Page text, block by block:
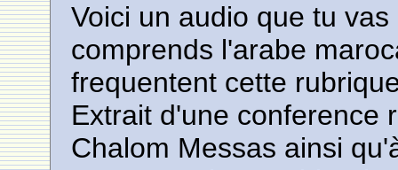
Voici un audio que tu
comprends l'arabe
frequentent cette
Extrait d'une conference
Chalom Messas ainsi